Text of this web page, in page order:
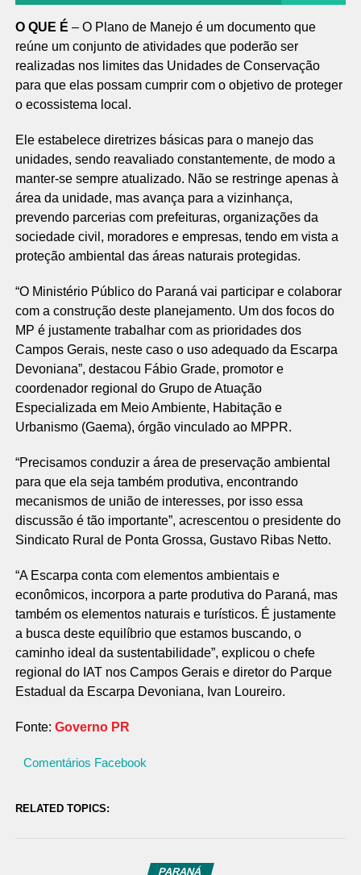
O QUE É – O Plano de Manejo é um documento que
reúne um conjunto de atividades que poderão ser
realizadas nos limites das Unidades de Conservação
para que elas possam cumprir com o objetivo de proteger
o ecossistema local.
Ele estabelece diretrizes básicas para o manejo das
unidades, sendo reavaliado constantemente, de modo a
manter-se sempre atualizado. Não se restringe apenas à
área da unidade, mas avança para a vizinhança,
prevendo parcerias com prefeituras, organizações da
sociedade civil, moradores e empresas, tendo em vista a
proteção ambiental das áreas naturais protegidas.
“O Ministério Público do Paraná vai participar e colaborar
com a construção deste planejamento. Um dos focos do
MP é justamente trabalhar com as prioridades dos
Campos Gerais, neste caso o uso adequado da Escarpa
Devoniana”, destacou Fábio Grade, promotor e
coordenador regional do Grupo de Atuação
Especializada em Meio Ambiente, Habitação e
Urbanismo (Gaema), órgão vinculado ao MPPR.
“Precisamos conduzir a área de preservação ambiental
para que ela seja também produtiva, encontrando
mecanismos de união de interesses, por isso essa
discussão é tão importante”, acrescentou o presidente do
Sindicato Rural de Ponta Grossa, Gustavo Ribas Netto.
“A Escarpa conta com elementos ambientais e
econômicos, incorpora a parte produtiva do Paraná, mas
também os elementos naturais e turísticos. É justamente
a busca deste equilíbrio que estamos buscando, o
caminho ideal da sustentabilidade”, explicou o chefe
regional do IAT nos Campos Gerais e diretor do Parque
Estadual da Escarpa Devoniana, Ivan Loureiro.
Fonte: Governo PR
Comentários Facebook
RELATED TOPICS:
PARANÁ